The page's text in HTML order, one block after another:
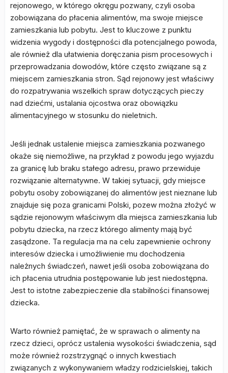
rejonowego, w którego okręgu pozwany, czyli osoba
zobowiązana do płacenia alimentów, ma swoje miejsce
zamieszkania lub pobytu. Jest to kluczowe z punktu
widzenia wygody i dostępności dla potencjalnego powoda,
ale również dla ułatwienia doręczania pism procesowych i
przeprowadzania dowodów, które często związane są z
miejscem zamieszkania stron. Sąd rejonowy jest właściwy
do rozpatrywania wszelkich spraw dotyczących pieczy
nad dziećmi, ustalania ojcostwa oraz obowiązku
alimentacyjnego w stosunku do nieletnich.
Jeśli jednak ustalenie miejsca zamieszkania pozwanego
okaże się niemożliwe, na przykład z powodu jego wyjazdu
za granicę lub braku stałego adresu, prawo przewiduje
rozwiązanie alternatywne. W takiej sytuacji, gdy miejsce
pobytu osoby zobowiązanej do alimentów jest nieznane lub
znajduje się poza granicami Polski, pozew można złożyć w
sądzie rejonowym właściwym dla miejsca zamieszkania lub
pobytu dziecka, na rzecz którego alimenty mają być
zasądzone. Ta regulacja ma na celu zapewnienie ochrony
interesów dziecka i umożliwienie mu dochodzenia
należnych świadczeń, nawet jeśli osoba zobowiązana do
ich płacenia utrudnia postępowanie lub jest niedostępna.
Jest to istotne zabezpieczenie dla stabilności finansowej
dziecka.
Warto również pamiętać, że w sprawach o alimenty na
rzecz dzieci, oprócz ustalenia wysokości świadczenia, sąd
może również rozstrzygnąć o innych kwestiach
związanych z wykonywaniem władzy rodzicielskiej, takich